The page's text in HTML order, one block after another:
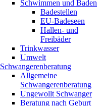
Schwimmen und Baden
Badestellen
EU-Badeseen
Hallen- und
Freibäder
Trinkwasser
Umwelt
Schwangerenberatung
Allgemeine
Schwangerenberatung
Ungewollt Schwanger
Beratung nach Geburt